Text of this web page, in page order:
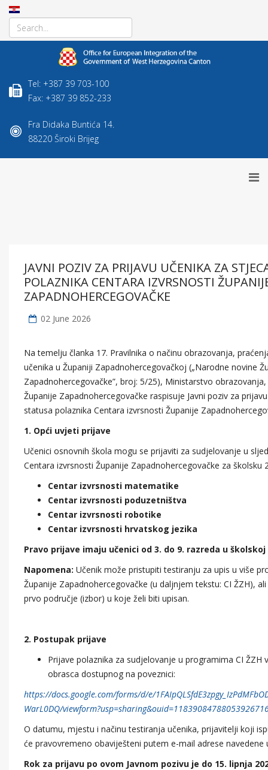
Tel: +387 39 703-100
Fax: +387 39 852-233
Fra Didaka Buntića 14.
88220 Široki Brijeg
JAVNI POZIV ZA PRIJAVU UČENIKA ZA
POLAZNIKA CENTARA IZVRSNOSTI
ZAPADNOHERCEGOVAČKE
02 June 2026
Na temelju članka 17. Pravilnika o načinu obrazovanja,
učenika u Županiji Zapadnohercegovačkoj („Narodne novine
Zapadnohercegovačke”, broj: 5/25), Ministarstvo
Županije Zapadnohercegovačke raspisuje Javni poziv za
statusa polaznika Centara izvrsnosti Županije
1. Opći uvjeti prijave
Učenici osnovnih škola mogu se prijaviti za sudjelovanje u
Centara izvrsnosti Županije Zapadnohercegovačke za školsku
Centar izvrsnosti matematike
Centar izvrsnosti poduzetništva
Centar izvrsnosti robotike
Centar izvrsnosti hrvatskog jezika
Pravo prijave imaju učenici od 3. do 9. razreda u školskoj
Napomena: Učenik može pristupiti testiranju za upis u više
Županije Zapadnohercegovačke (u daljnjem tekstu: CI ŽZH),
prvo područje (izbor) u koje želi biti upisan.
2. Postupak prijave
Prijave polaznika za sudjelovanje u programima CI ŽZH
obrasca dostupnog na poveznici:
https://docs.google.com/forms/d/e/
WarL0DQ/
O datumu, mjestu i načinu testiranja učenika, prijavitelji koji
će pravovremeno obaviješteni putem e-mail adrese navedene
Rok za prijavu po ovom Javnom pozivu je do 15. lipnja